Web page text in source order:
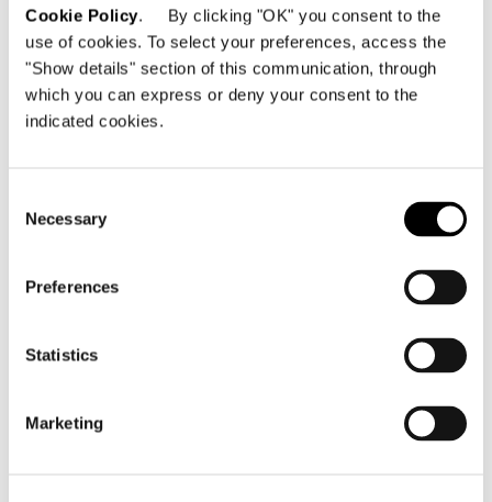
Cookie Policy. By clicking "OK" you consent to the
use of cookies. To select your preferences, access the
"Show details" section of this communication, through
which you can express or deny your consent to the
indicated cookies.
Selection
Necessary
Preferences
Statistics
Marketing